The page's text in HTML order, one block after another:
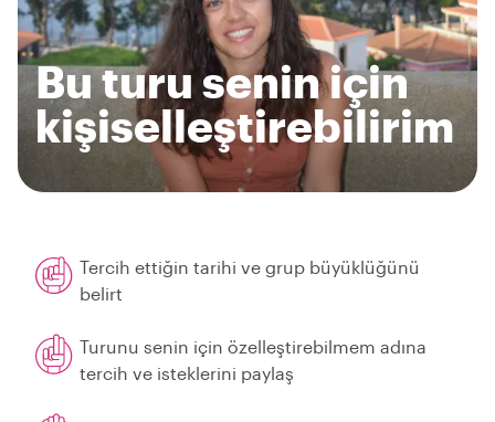
Bu turu senin için
kişiselleştirebilirim
Tercih ettiğin tarihi ve grup büyüklüğünü
belirt
Turunu senin için özelleştirebilmem adına
tercih ve isteklerini paylaş